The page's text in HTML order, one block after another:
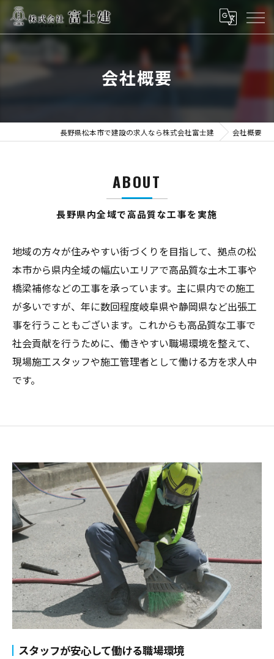
会社概要
長野県松本市で建設の求人なら株式会社富士建 会社概要
長野県内全域で高品質な工事を実施
ABOUT
地域の方々が住みやすい街づくりを目指して、拠点の松
本市から県内全域の幅広いエリアで高品質な土木工事や
橋梁補修などの工事を承っています。主に県内での施工
が多いですが、年に数回程度岐阜県や静岡県など出張工
事を行うこともございます。これからも高品質な工事で
社会貢献を行うために、働きやすい職場環境を整えて、
現場施工スタッフや施工管理者として働ける方を求人中
です。
スタッフが安心して働ける職場環境